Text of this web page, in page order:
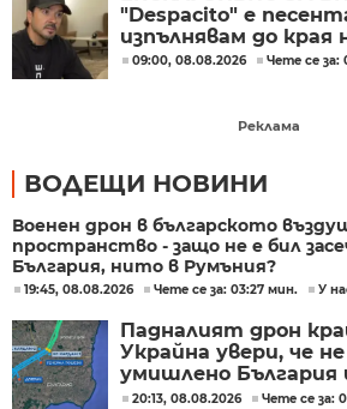
"Despacito" е
изпълнявам до края
09:00, 08.08.2026 Чете се за:
Реклама
ВОДЕЩИ НОВИНИ
Военен дрон в българското
пространство - защо не е бил
България, нито в Румъния?
19:45, 08.08.2026 Чете се за: 03:27 мин. У
Падналият дрон
Украйна увери, че
умишлено България
разследване
20:13, 08.08.2026 Чете се за: